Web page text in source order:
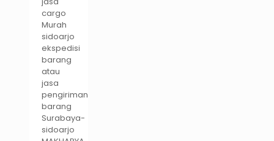
cargo
Murah
sidoarjo
ekspedisi
barang
atau
jasa
pengiriman
barang
Surabaya-
sidoarjo